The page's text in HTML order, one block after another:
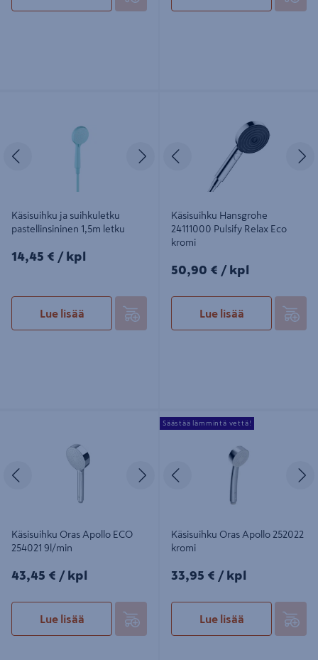
Seuraava
Käsisuihku ja suihkuletku
pastellinsininen 1,5m letku
14,45€/kpl
14,45 € / kpl
Lue lisää
Käsisuihku Hansgrohe
24111000 Pulsify Relax Eco
kromi
50,90€/kpl
50,90 € / kpl
Lue lisää
Edellinen Seuraava
Käsisuihku Oras Apollo ECO
254021 9l/min
43,45€/kpl
43,45 € / kpl
Lue lisää
Käsisuihku Oras Apollo 252022
kromi
Käsisuihku Oras Apollo 252022
kromi
33,95€/kpl
33,95 € / kpl
Lue lisää
Säästää lämmintä vettä!